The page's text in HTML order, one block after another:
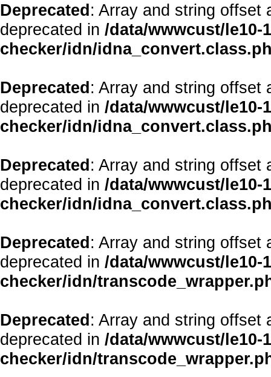
Deprecated: Array and string offset
deprecated in /data/wwwcust/
checker/idn/
Deprecated: Array and string offset
deprecated in /data/wwwcust/
checker/idn/
Deprecated: Array and string offset
deprecated in /data/wwwcust/
checker/idn/
Deprecated: Array and string offset
deprecated in /data/wwwcust/
checker/idn/
Deprecated: Array and string offset
deprecated in /data/wwwcust/
checker/idn/